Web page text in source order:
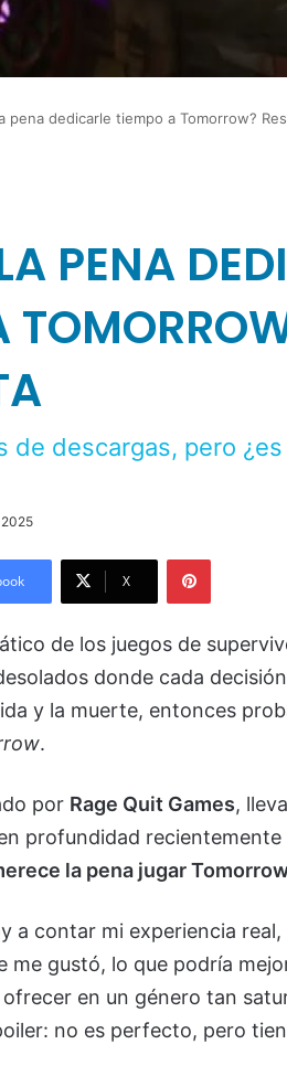
pena dedicarle tiempo a Tomorrow?
PENA
de descargas, pero
X
Pinterest
de los juegos de
donde cada
y la muerte, entonces
.
por Rage Quit Games,
profundidad
la pena jugar
a contar mi experiencia
me gustó, lo que podría
en un género tan
no es perfecto, pero